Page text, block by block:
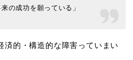
の成功を願っている」
済的・構造的な障害っていまい